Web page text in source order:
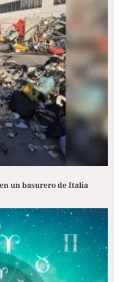
un basurero de Italia